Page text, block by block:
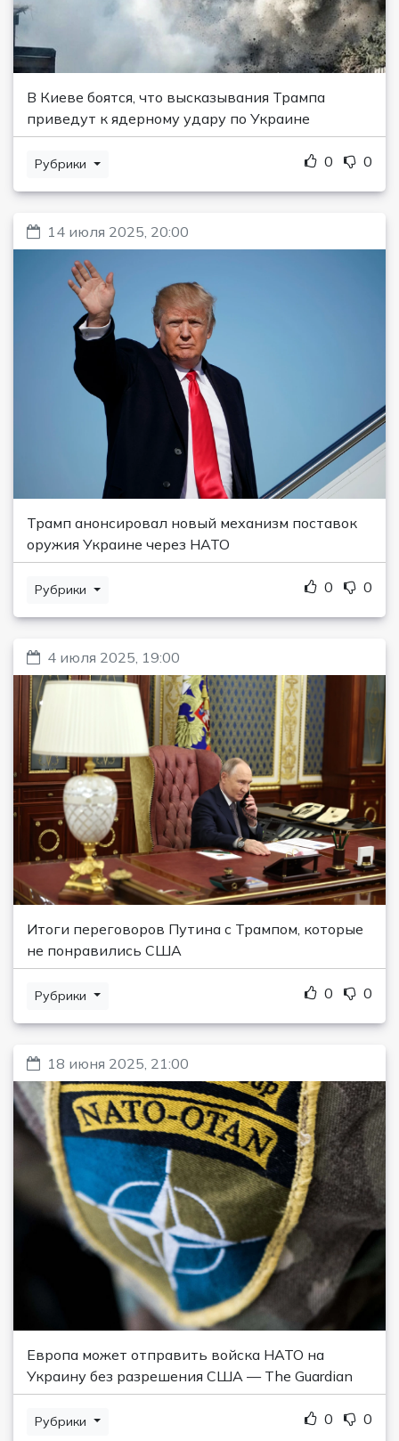
В Киеве боятся, что высказывания Трампа
приведут к ядерному удару по Украине
Рубрики 0 0
14 июля 2025, 20:00
Трамп анонсировал новый механизм поставок
оружия Украине через НАТО
Рубрики 0 0
4 июля 2025, 19:00
Итоги переговоров Путина с Трампом, которые
не понравились США
Рубрики 0 0
18 июня 2025, 21:00
Европа может отправить войска НАТО на
Украину без разрешения США — The Guardian
Рубрики 0 0